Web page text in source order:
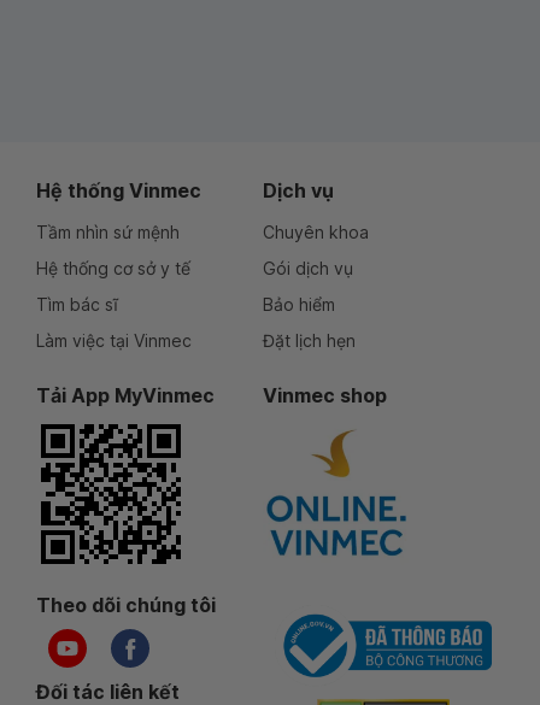
Hệ thống Vinmec
Tầm nhìn sứ mệnh
Hệ thống cơ sở y tế
Tìm bác sĩ
Làm việc tại Vinmec
Dịch vụ
Chuyên khoa
Gói dịch vụ
Bảo hiểm
Đặt lịch hẹn
Tải App MyVinmec Vinmec shop
Theo dõi chúng tôi
Đối tác liên kết